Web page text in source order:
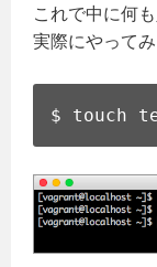
これで中に何
実際にやってみ
$ touch